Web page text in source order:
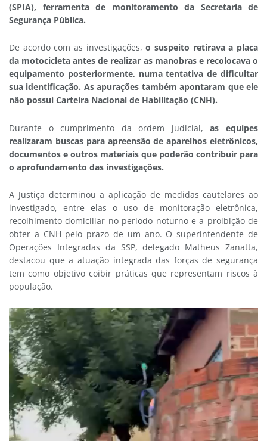
(SPIA), ferramenta de monitoramento da Secretaria de
Segurança Pública.
De acordo com as investigações,o suspeito retirava a placa
da motocicleta antes de realizar as manobras e recolocava o
equipamento posteriormente, numa tentativa de dificultar
sua identificação. As apurações também apontaram que ele
não possui Carteira Nacional de Habilitação (CNH).
Durante o cumprimento da ordem judicial, as equipes
realizaram buscas para apreensão de aparelhos eletrônicos,
documentos e outros materiais que poderão contribuir para
o aprofundamento das investigações.
A Justiça determinou a aplicação de medidas cautelares ao
investigado, entre elas o uso de monitoração eletrônica,
recolhimento domiciliar no período noturno e a proibição de
obter a CNH pelo prazo de um ano. O superintendente de
Operações Integradas da SSP, delegado Matheus Zanatta,
destacou que a atuação integrada das forças de segurança
tem como objetivo coibir práticas que representam riscos à
população.